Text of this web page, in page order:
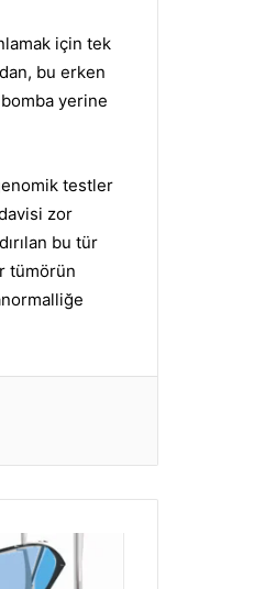
için tek
bu erken
yerine
testler
zor
bu tür
tümörün